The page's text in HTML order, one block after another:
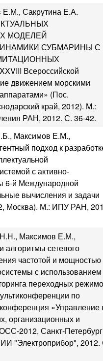
Сакрутина Е.А.
МОДЕЛЕЙ
СУБМАРИНЫ С
Всероссийской
движением морскими
(Пос.
край, 2012). М.:
РАН, 2012. С. 36-42.
Максимов Е.М.,
подход к
с активно-
6-й Международной
вычисления и задачи
Москва). М.: ИПУ РАН,
Максимов Е.М.,
сетевого
частотой и мощностью
с использованием
переходных
по
«Управление
организационных и
2012, Санкт-
"Электроприбор", 2012.